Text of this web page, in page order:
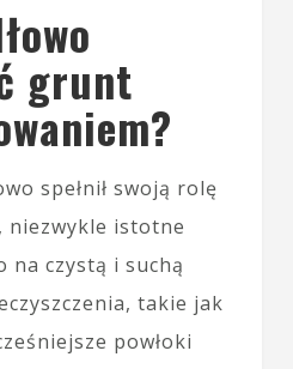
grunt
spełnił swoją rolę
niezwykle istotne
na czystą i suchą
takie jak
powłoki